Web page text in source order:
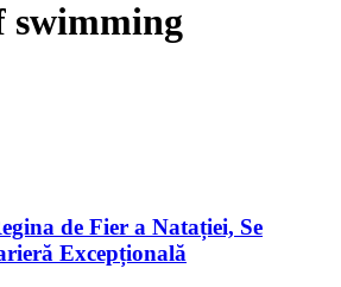
swimming
de Fier a Natației, Se
Excepțională